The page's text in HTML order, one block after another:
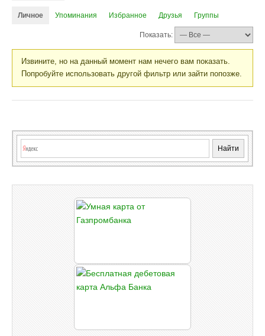
Личное Упоминания Избранное Друзья Группы
Показать:
Извините, но на данный момент нам нечего вам показать.
Попробуйте использовать другой фильтр или зайти попозже.